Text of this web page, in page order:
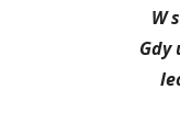
W
Gdy